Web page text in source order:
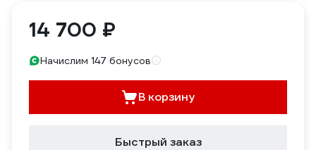
14 700 ₽
Начислим 147 бонусов
В корзину
Быстрый заказ